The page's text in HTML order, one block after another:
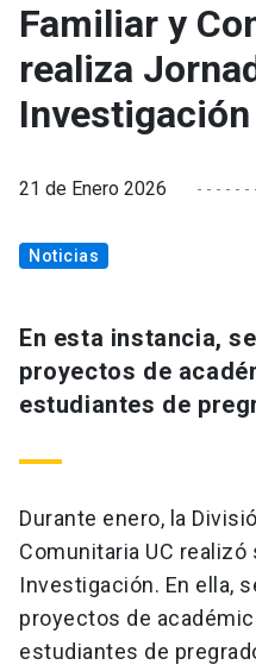
Familiar y
realiza
Investigación
21 de Enero 2026
Noticias
En esta instancia,
proyectos de
estudiantes de
Durante enero, la
Comunitaria UC realizó
Investigación. En ella,
proyectos de
estudiantes de